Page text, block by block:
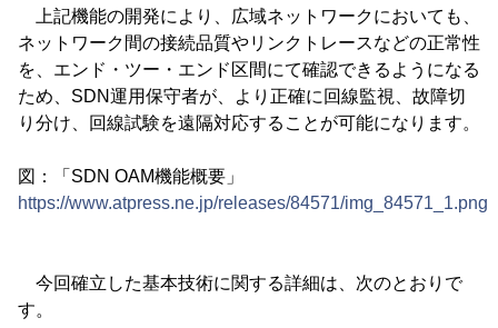
上記機能の開発により、広域ネットワークにおいても、
ネットワーク間の接続品質やリンクトレースなどの正常性
を、エンド・ツー・エンド区間にて確認できるようになる
ため、SDN運用保守者が、より正確に回線監視、故障切
り分け、回線試験を遠隔対応することが可能になります。
図：「SDN OAM機能概要」
https://www.atpress.ne.jp/releases/84571/img_84571_1.png
今回確立した基本技術に関する詳細は、次のとおりで
す。